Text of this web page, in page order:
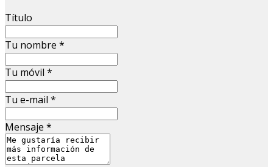
Título
Tu nombre *
Tu móvil *
Tu e-mail *
Mensaje *